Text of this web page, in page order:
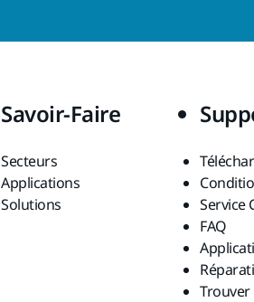
Savoir-Faire
Secteurs
Applications
Solutions
Service
FAQ
Trouver